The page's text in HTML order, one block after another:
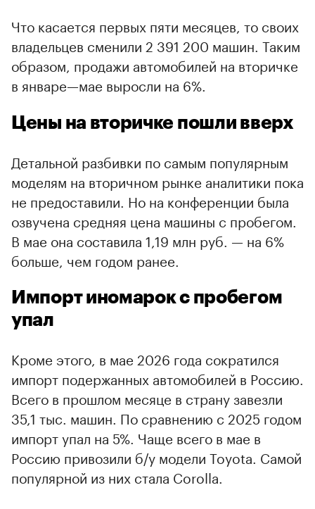
Что касается первых пяти месяцев, то своих
владельцев сменили 2 391 200 машин. Таким
образом, продажи автомобилей на вторичке
в январе—мае выросли на 6%.
00:00 / 00:00
Цены на вторичке пошли вверх
Детальной разбивки по самым популярным
моделям на вторичном рынке аналитики пока
не предоставили. Но на конференции была
озвучена средняя цена машины с пробегом.
В мае она составила 1,19 млн руб. — на 6%
больше, чем годом ранее.
Импорт иномарок с пробегом
упал
Кроме этого, в мае 2026 года сократился
импорт подержанных автомобилей в Россию.
Всего в прошлом месяце в страну завезли
35,1 тыс. машин. По сравнению с 2025 годом
импорт упал на 5%. Чаще всего в мае в
Россию привозили б/у модели Toyota. Самой
популярной из них стала Corolla.